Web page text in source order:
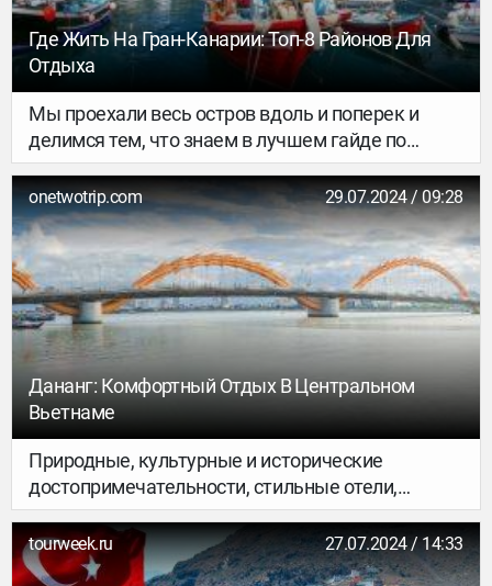
Где Жить На Гран-Канарии: Топ-8 Районов Для
Отдыха
Мы проехали весь остров вдоль и поперек и
делимся тем, что знаем в лучшем гайде по
регионам Гран-Канарии.
onetwotrip.com 29.07.2024 / 09:28
Дананг: Комфортный Отдых В Центральном
Вьетнаме
Природные, культурные и исторические
достопримечательности, стильные отели,
местная еда и кофе. Разбираемся, чем
привлекает путешественников со всего мира
этот регион на побережье Южно-Китайского
tourweek.ru 27.07.2024 / 14:33